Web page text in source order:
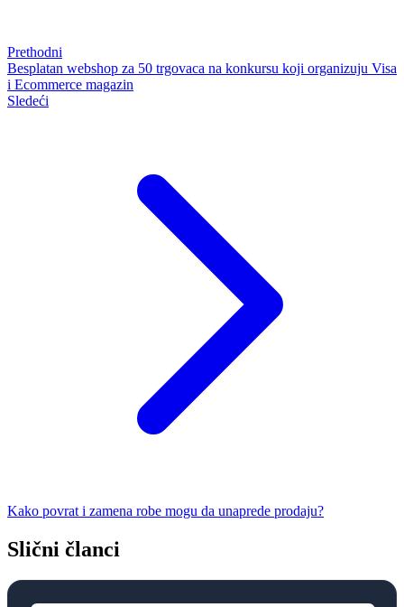
Prethodni
Besplatan webshop za 50 trgovaca na konkursu koji organizuju Visa
i Ecommerce magazin
Sledeći
Kako povrat i zamena robe mogu da unaprede prodaju?
Slični članci